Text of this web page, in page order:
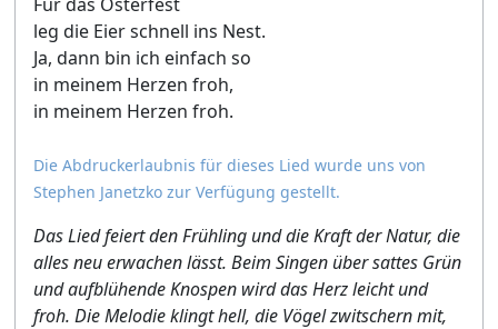
leg die Eier schnell ins Nest.
Ja, dann bin ich einfach so
in meinem Herzen froh,
in meinem Herzen froh.
Die Abdruckerlaubnis für dieses Lied wurde uns von
Stephen Janetzko zur Verfügung gestellt.
Das Lied feiert den Frühling und die Kraft der Natur, die
alles neu erwachen lässt. Beim Singen über sattes Grün
und aufblühende Knospen wird das Herz leicht und
froh. Die Melodie klingt hell, die Vögel zwitschern mit,